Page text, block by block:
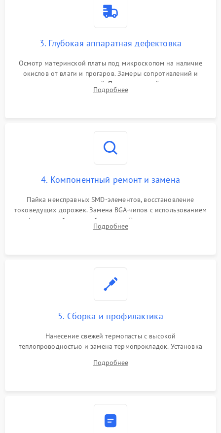
3. Глубокая аппаратная дефектовка
Осмотр материнской платы под микроскопом на наличие
окислов от влаги и прогаров. Замеры сопротивлений и
дежурных напряжений. Проверка цепей питания,
мультиконтроллера, процессора и видеочипа.
Подробнее
4. Компонентный ремонт и замена
Пайка неисправных SMD-элементов, восстановление
токоведущих дорожек. Замена BGA-чипов с использованием
инфракрасной паяльной станции. Прошивка микросхемы
BIOS или замена поврежденных портов USB
Подробнее
5. Сборка и профилактика
Нанесение свежей термопасты с высокой
теплопроводностью и замена термопрокладок. Установка
шлейфов, модулей памяти и накопителей. Предварительная
Подробнее